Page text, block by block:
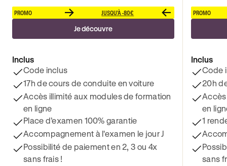
PROMO JUSQU'À -80€
Je découvre
Inclus
Code inclus
17h de cours de conduite en voiture
Accès illimité aux modules de formation
en ligne
Place d’examen 100% garantie
Accompagnement à l'examen le jour J
Possibilité de paiement en 2, 3 ou 4x
sans frais !
PROMO
Inclus
Code
20h
en
1
sans